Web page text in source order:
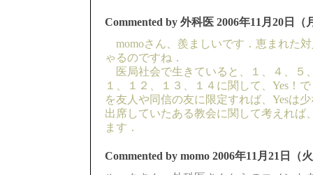
Commented by 外科医 2006年11月20日（
momoさん、羨ましいです．恵まれた
ゃるのですね．
医局社会で生きていると、１、４、５
１、１２、１３、１４に関して、Yes！
を友人や同信の友に限定すれば、Yesは
出席していたある教会に関して考えれば
ます．
Commented by momo 2006年11月21日（